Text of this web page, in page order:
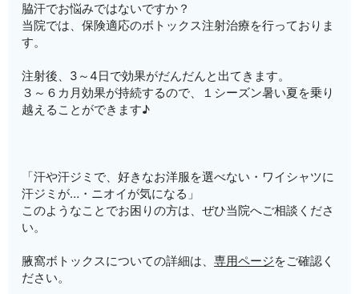
脇汗でお悩みではないですか？
当院では、保険適応のボトックス注射治療を行っておりま
す。
注射後、3～4日で効果がだんだんと出てきます。
３～６カ月効果が持続するので、１シーズン暑い夏を乗り
越えることができます♪
「汗や汗ジミで、好きなお洋服を選べない・ワイシャツに
汗ジミが…・ニオイが気になる」
このようなことでお困りの方は、ぜひ当院へご相談くださ
い。
腋窩ボトックスについての詳細は、専用ページをご確認く
ださい。